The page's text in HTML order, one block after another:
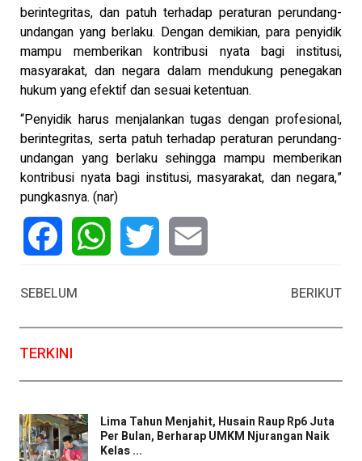
berintegritas, dan patuh terhadap peraturan perundang-
undangan yang berlaku. Dengan demikian, para penyidik
mampu memberikan kontribusi nyata bagi institusi,
masyarakat, dan negara dalam mendukung penegakan
hukum yang efektif dan sesuai ketentuan.
“Penyidik harus menjalankan tugas dengan profesional,
berintegritas, serta patuh terhadap peraturan perundang-
undangan yang berlaku sehingga mampu memberikan
kontribusi nyata bagi institusi, masyarakat, dan negara,”
pungkasnya. (nar)
SEBELUM
BERIKUT
TERKINI
Lima Tahun Menjahit, Husain Raup Rp6 Juta
Per Bulan, Berharap UMKM Njurangan Naik
Kelas ...